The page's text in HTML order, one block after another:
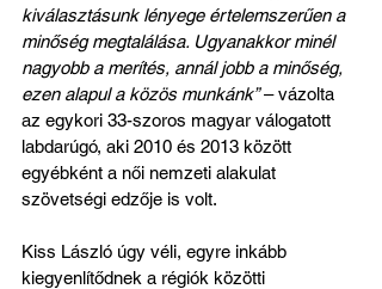
kiválasztásunk lényege értelemszerűen a
minőség megtalálása. Ugyanakkor minél
nagyobb a merítés, annál jobb a minőség,
ezen alapul a közös munkánk” – vázolta
az egykori 33-szoros magyar válogatott
labdarúgó, aki 2010 és 2013 között
egyébként a női nemzeti alakulat
szövetségi edzője is volt.
Kiss László úgy véli, egyre inkább
kiegyenlítődnek a régiók közötti